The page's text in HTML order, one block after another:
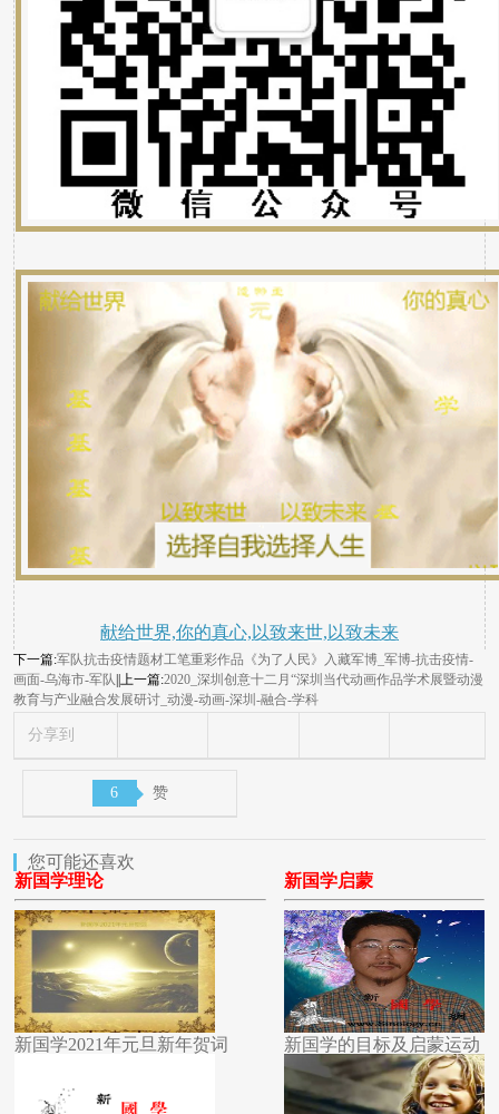
献给世界,你的真心,以致来世,以致未来
下一篇:军队抗击疫情题材工笔重彩作品《为了人民》入藏军博_军博-抗击疫情-
画面-乌海市-军队 ||上一篇:2020_深圳创意十二月“深圳当代动画作品学术展暨动漫
教育与产业融合发展研讨_动漫-动画-深圳-融合-学科
分享到
6 赞
您可能还喜欢
新国学理论
新国学2021年元旦新年贺词
新国学启蒙
新国学的目标及启蒙运动